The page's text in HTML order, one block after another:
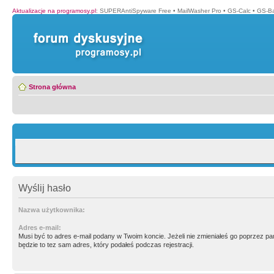
Aktualizacje na programosy.pl: SUPERAntiSpyware Free • MailWasher Pro • GS-Calc • GS-
Strona główna
Wyślij hasło
Nazwa użytkownika:
Adres e-mail:
Musi być to adres e-mail podany w Twoim koncie. Jeżeli nie zmieniałeś go poprzez
będzie to tez sam adres, który podałeś podczas rejestracji.